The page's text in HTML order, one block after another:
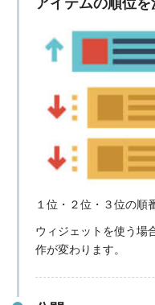
１位・２位・３位の順
ウィジェットを使う場
作が変わります。